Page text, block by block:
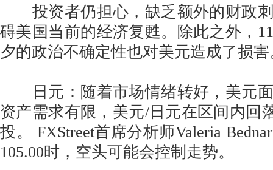
投资者仍担心，缺乏额外的财政刺
碍美国当前的经济复甦。除此之外，
夕的政治不确定性也对美元造成了损害
日元：随着市场情绪转好，美元面
资产需求有限，美元/日元在区间内回
投。 FXStreet首席分析师Valeria
105.00时，空头可能会控制走势。